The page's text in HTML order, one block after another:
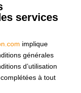
services
implique
générales
d’utilisation
à tout